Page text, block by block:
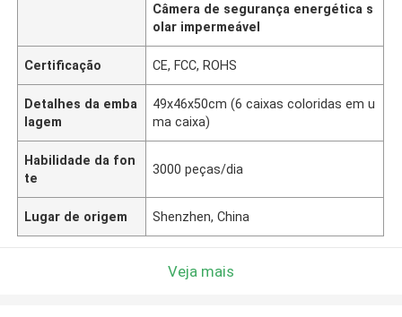
Câmera de segurança energética s
olar impermeável
Certificação CE, FCC, ROHS
Detalhes da emba
lagem
49x46x50cm (6 caixas coloridas em u
ma caixa)
Habilidade da fon
te
3000 peças/dia
Lugar de origem Shenzhen, China
Veja mais